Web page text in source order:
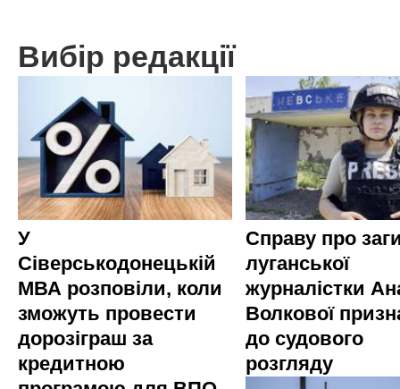
Вибір редакції
У
Сіверськодонецькій
МВА розповіли, коли
зможуть провести
дорозіграш за
кредитною
Справу про
луганської
журналістки
Волкової
до судового
розгляду